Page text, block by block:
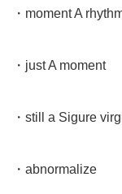
・moment A
・just A moment
・still a Sigure
・abnormalize